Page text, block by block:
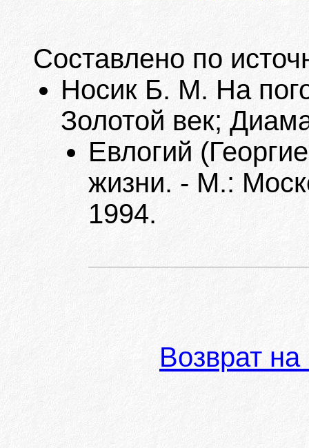
Составлено по
Носик Б. М. На
Золотой век;
Евлогий
жизни. - М.:
1994.
Возврат